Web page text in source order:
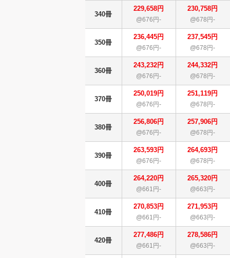
340冊
229,658円
@676円-
230,758円
@678円-
350冊
236,445円
@676円-
237,545円
@678円-
360冊
243,232円
@676円-
244,332円
@678円-
370冊
250,019円
@676円-
251,119円
@678円-
380冊
256,806円
@676円-
257,906円
@678円-
390冊
263,593円
@676円-
264,693円
@678円-
400冊
264,220円
@661円-
265,320円
@663円-
410冊
270,853円
@661円-
271,953円
@663円-
420冊
277,486円
@661円-
278,586円
@663円-